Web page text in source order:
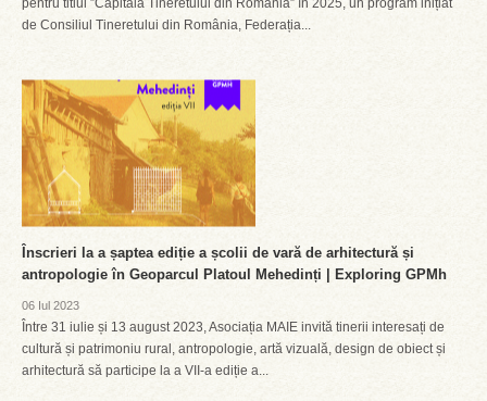
pentru titlul ”Capitala Tineretului din România” în 2025, un program inițiat
de Consiliul Tineretului din România, Federația...
Înscrieri la a șaptea ediție a școlii de vară de arhitectură și
antropologie în Geoparcul Platoul Mehedinți | Exploring GPMh
06 Iul 2023
Între 31 iulie și 13 august 2023, Asociația MAIE invită tinerii interesați de
cultură și patrimoniu rural, antropologie, artă vizuală, design de obiect și
arhitectură să participe la a VII-a ediție a...